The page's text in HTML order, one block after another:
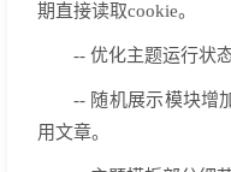
期直接读取cookie。
-- 优化主题运行状
-- 随机展示模块增
用文章。